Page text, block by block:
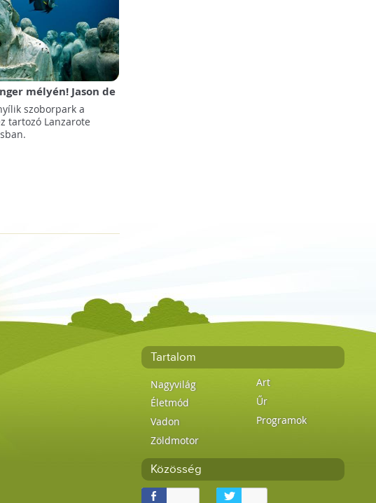
mélyén! Jason de
szobrász és
projektje
ért
szoborpark a
tartozó Lanzarote
Tartalom
Nagyvilág
Életmód
Vadon
Zöldmotor
Art
Űr
Programok
Közösség